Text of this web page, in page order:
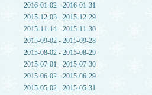
2016-01-02 - 2016-01-31
2015-12-03 - 2015-12-29
2015-11-14 - 2015-11-30
2015-09-02 - 2015-09-28
2015-08-02 - 2015-08-29
2015-07-01 - 2015-07-30
2015-06-02 - 2015-06-29
2015-05-02 - 2015-05-31